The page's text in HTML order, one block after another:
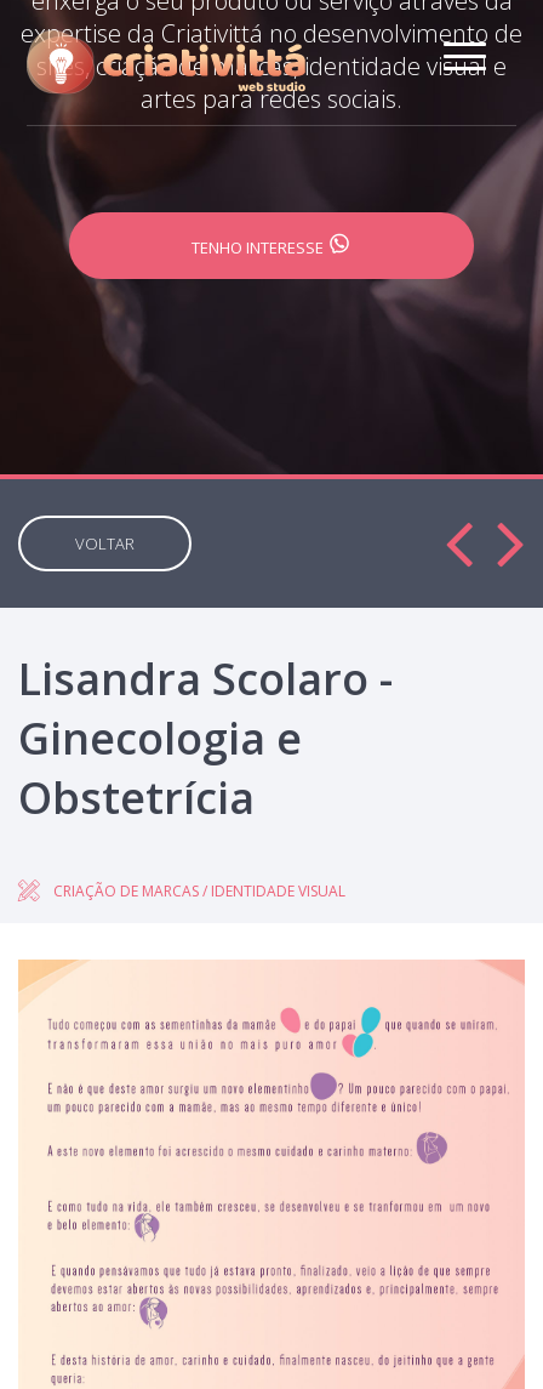
expertise da Criativittá no desenvolvimento de
sites, criação de marcas, identidade visual e
artes para redes sociais.
TENHO INTERESSE
VOLTAR
Lisandra Scolaro -
Ginecologia e
Obstetrícia
CRIAÇÃO DE MARCAS / IDENTIDADE VISUAL